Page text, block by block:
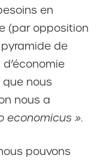
en
(par opposition
de
que nous
nous a
economicus ».
pouvons